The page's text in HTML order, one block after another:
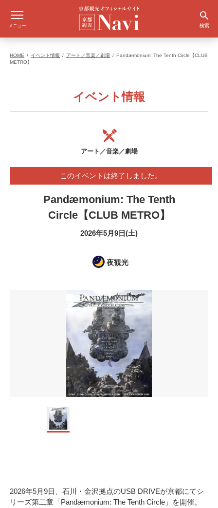
メニュー 検索
HOME イベント情報 アート／音楽／劇場
Pandæmonium: The Tenth Circle【CLUB
METRO】
イベント情報
アート／音楽／劇場
このイベントは終了しました。
Pandæmonium: The Tenth
Circle【CLUB METRO】
2026年5月9日(土)
夜観光
2026年5月9日、石川・金沢拠点のUSB DRIVEが京都にてシ
リーズ第二章「Pandæmonium: The Tenth Circle」を開催。